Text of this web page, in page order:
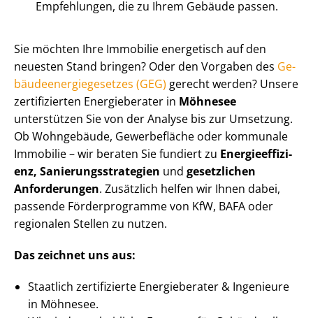
Empfehlungen, die zu Ihrem Gebäude passen.
Sie möchten Ihre Immobilie energetisch auf den
neuesten Stand bringen? Oder den Vorgaben des Ge­
bäu­de­en­er­gie­ge­set­zes (GEG) gerecht werden? Unsere
zertifizierten Energieberater in Möhnesee
unterstützen Sie von der Analyse bis zur Umsetzung.
Ob Wohngebäude, Gewerbefläche oder kommunale
Immobilie – wir beraten Sie fundiert zu En­er­gie­ef­fi­zi­
enz, Sa­nie­rungs­stra­te­gien und gesetzlichen
Anforderungen. Zusätzlich helfen wir Ihnen dabei,
passende Förderprogramme von KfW, BAFA oder
regionalen Stellen zu nutzen.
Das zeichnet uns aus:
Staatlich zertifizierte Energieberater & Ingenieure
in Möhnesee.